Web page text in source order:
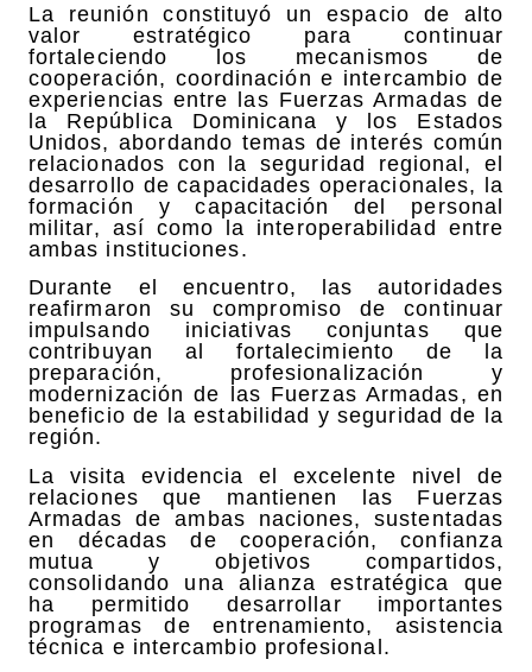
La reunión constituyó un espacio de alto
valor estratégico para continuar
fortaleciendo los mecanismos de
cooperación, coordinación e intercambio de
experiencias entre las Fuerzas Armadas de
la República Dominicana y los Estados
Unidos, abordando temas de interés común
relacionados con la seguridad regional, el
desarrollo de capacidades operacionales, la
formación y capacitación del personal
militar, así como la interoperabilidad entre
ambas instituciones.
Durante el encuentro, las autoridades
reafirmaron su compromiso de continuar
impulsando iniciativas conjuntas que
contribuyan al fortalecimiento de la
preparación, profesionalización y
modernización de las Fuerzas Armadas, en
beneficio de la estabilidad y seguridad de la
región.
La visita evidencia el excelente nivel de
relaciones que mantienen las Fuerzas
Armadas de ambas naciones, sustentadas
en décadas de cooperación, confianza
mutua y objetivos compartidos,
consolidando una alianza estratégica que
ha permitido desarrollar importantes
programas de entrenamiento, asistencia
técnica e intercambio profesional.